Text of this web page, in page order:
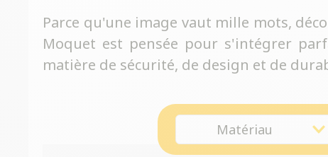
Parce qu'une image vaut mille mots,
Moquet est pensée pour s'intégrer
matière de sécurité, de design et de
Matériau